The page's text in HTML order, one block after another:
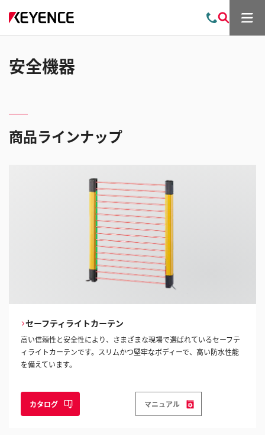
問 索
メ
安全機器
商品ラインナップ
セーフティライトカーテン
高い信頼性と安全性により、さまざまな現場で選ばれているセーフテ
ィライトカーテンです。スリムかつ堅牢なボディーで、高い防水性能
を備えています。
カタログ マニュアル